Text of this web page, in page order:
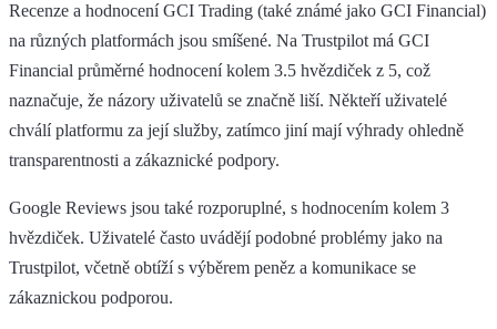
Recenze a hodnocení GCI Trading (také známé jako GCI Financial)
na různých platformách jsou smíšené. Na Trustpilot má GCI
Financial průměrné hodnocení kolem 3.5 hvězdiček z 5, což
naznačuje, že názory uživatelů se značně liší. Někteří uživatelé
chválí platformu za její služby, zatímco jiní mají výhrady ohledně
transparentnosti a zákaznické podpory.
Google Reviews jsou také rozporuplné, s hodnocením kolem 3
hvězdiček. Uživatelé často uvádějí podobné problémy jako na
Trustpilot, včetně obtíží s výběrem peněz a komunikace se
zákaznickou podporou.